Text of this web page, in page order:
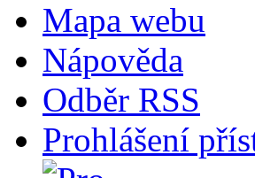
Mapa webu
Nápověda
Odběr RSS
Prohlášení